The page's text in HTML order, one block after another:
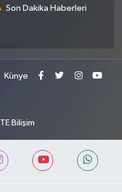
Son Dakika Haberleri
Künye
TE Bilişim